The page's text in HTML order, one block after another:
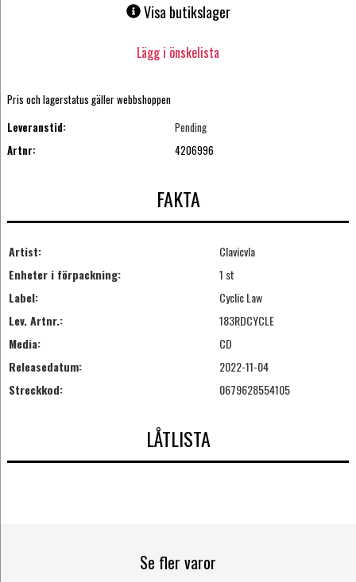
Visa butikslager
Lägg i önskelista
Pris och lagerstatus gäller webbshoppen
Leveranstid:
Pending
Artnr:
4206996
FAKTA
Artist:
Clavicvla
Enheter i förpackning:
1 st
Label:
Cyclic Law
Lev. Artnr.:
183RDCYCLE
Media:
CD
Releasedatum:
2022-11-04
Streckkod:
0679628554105
LÅTLISTA
Se fler varor